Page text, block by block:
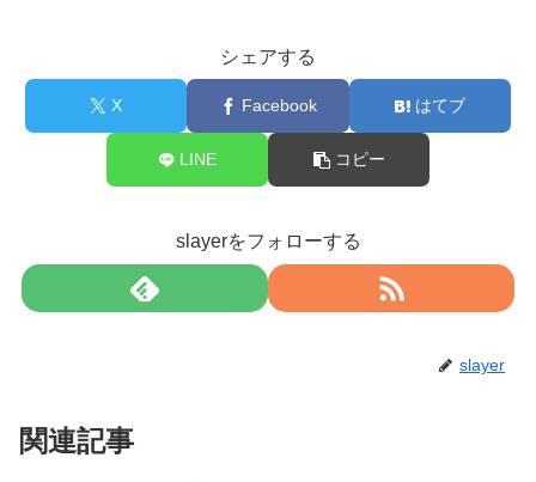
シェアする
X Facebook はてブ
LINE コピー
slayerをフォローする
slayer
関連記事